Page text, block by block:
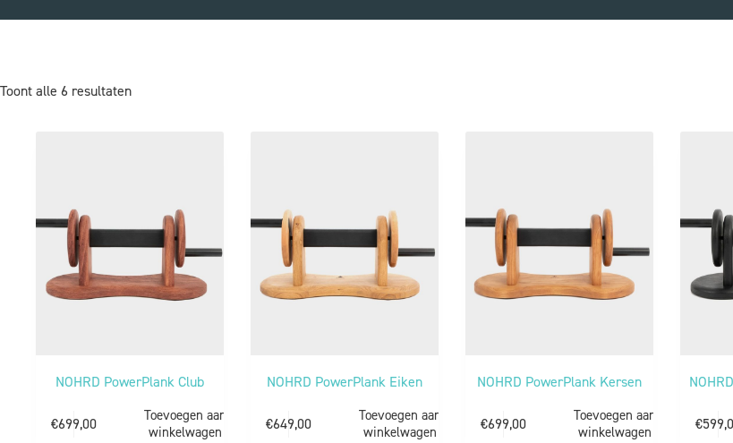
Toont alle 6 resultaten
NOHRD PowerPlank Club
€699,00
Toevoegen aan
winkelwagen
NOHRD PowerPlank Eiken
€649,00
Toevoegen aan
winkelwagen
NOHRD PowerPlank Kersen
€699,00
Toevoegen aan
winkelwagen
€